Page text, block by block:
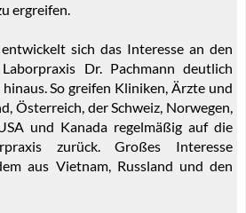
ergreifen.
sich das Interesse an den
Dr. Pachmann deutlich
So greifen Kliniken, Ärzte und
Österreich, der Schweiz, Norwegen,
und Kanada regelmäßig auf die
zurück. Großes Interesse
aus Vietnam, Russland und den